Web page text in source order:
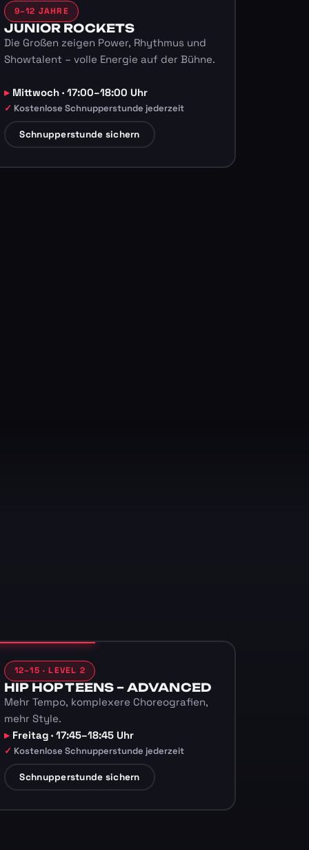
9–12 JAHRE
JUNIOR ROCKETS
Die Großen zeigen Power, Rhythmus und
Showtalent – volle Energie auf der Bühne.
Mittwoch · 17:00–18:00 Uhr
Kostenlose Schnupperstunde jederzeit
Schnupperstunde sichern
12–15 · LEVEL 2
HIP HOP TEENS – ADVANCED
Mehr Tempo, komplexere Choreografien,
mehr Style.
Freitag · 17:45–18:45 Uhr
Kostenlose Schnupperstunde jederzeit
Schnupperstunde sichern